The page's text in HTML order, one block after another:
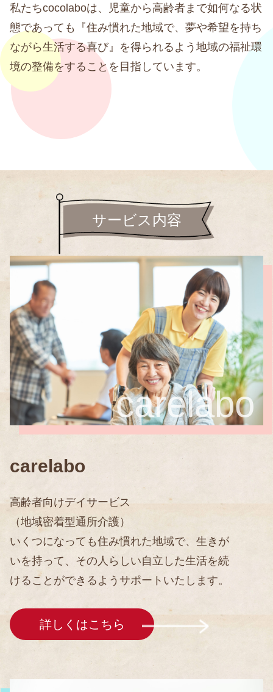
私たちcocolaboは、児童から高齢者まで如何なる状
態であっても『住み慣れた地域で、夢や希望を持ち
ながら生活する喜び』を得られるよう地域の福祉環
境の整備をすることを目指しています。
サービス内容
carelabo
carelabo
高齢者向けデイサービス
（地域密着型通所介護）
いくつになっても住み慣れた地域で、生きが
いを持って、その人らしい自立した生活を続
けることができるようサポートいたします。
詳しくはこちら